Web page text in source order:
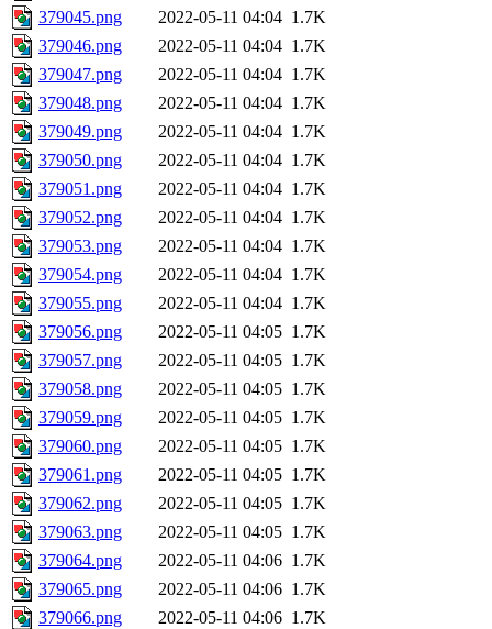
379045.png
2022-05-11 04:04 1.7K
379046.png
2022-05-11 04:04 1.7K
379047.png
2022-05-11 04:04 1.7K
379048.png
2022-05-11 04:04 1.7K
379049.png
2022-05-11 04:04 1.7K
379050.png
2022-05-11 04:04 1.7K
379051.png
2022-05-11 04:04 1.7K
379052.png
2022-05-11 04:04 1.7K
379053.png
2022-05-11 04:04 1.7K
379054.png
2022-05-11 04:04 1.7K
379055.png
2022-05-11 04:04 1.7K
379056.png
2022-05-11 04:05 1.7K
379057.png
2022-05-11 04:05 1.7K
379058.png
2022-05-11 04:05 1.7K
379059.png
2022-05-11 04:05 1.7K
379060.png
2022-05-11 04:05 1.7K
379061.png
2022-05-11 04:05 1.7K
379062.png
2022-05-11 04:05 1.7K
379063.png
2022-05-11 04:05 1.7K
379064.png
2022-05-11 04:06 1.7K
379065.png
2022-05-11 04:06 1.7K
379066.png
2022-05-11 04:06 1.7K